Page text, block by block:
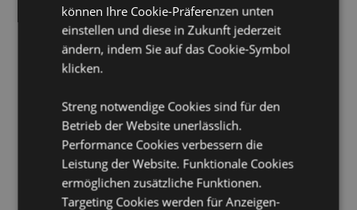
Anzahl der Feilen im Streichholzbriefchen:6 Mini-
Feilen
Möchten Sie mehr über den Einkauf bei Puckator
erfahren?Dann lesen Sie unserenLeitfaden für
Kundeninformationen.
Produktattribute
können Ihre Cookie-Präferenzen unten
einstellen und diese in Zukunft jederzeit
ändern, indem Sie auf das Cookie-Symbol
klicken.
Streng notwendige Cookies sind für den
Betrieb der Website unerlässlich.
Performance Cookies verbessern die
Leistung der Website. Funktionale Cookies
ermöglichen zusätzliche Funktionen.
Targeting Cookies werden für Anzeigen-